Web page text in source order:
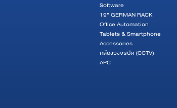
Software
19" GERMAN RACK
Office Automation
Tablets & Smartphone
Accessories
กล้องวงจรปิด (CCTV)
APC